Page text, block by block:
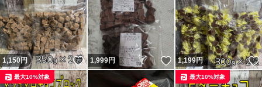
1,150円 いいね！
1,999円 いいね！
1,199円
最大10%対象 最大10%対象